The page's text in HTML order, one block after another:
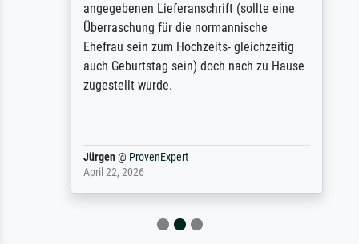
angegebenen Lieferanschrift (sollte eine
Überraschung für die normannische
Ehefrau sein zum Hochzeits- gleichzeitig
auch Geburtstag sein) doch nach zu Hause
zugestellt wurde.
Jürgen@ProvenExpert
April 22, 2026